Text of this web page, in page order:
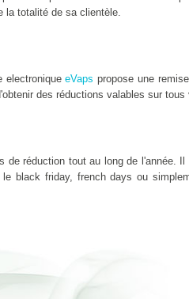
la totalité de sa clientèle.
electroniqueeVaps propose une
des réductions valables sur tous
réduction tout au long de l'année.
black friday, french days ou